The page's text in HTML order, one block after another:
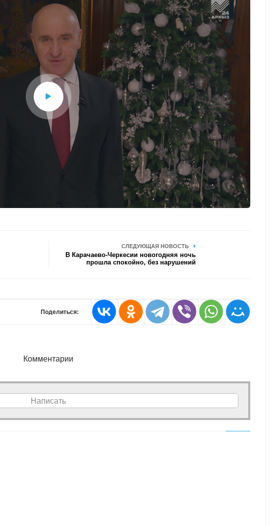
СЛЕДУЮЩАЯ НОВОСТЬ
В Карачаево-Черкесии новогодняя ночь
прошла спокойно, без нарушений
Поделиться:
Комментарии
Написать